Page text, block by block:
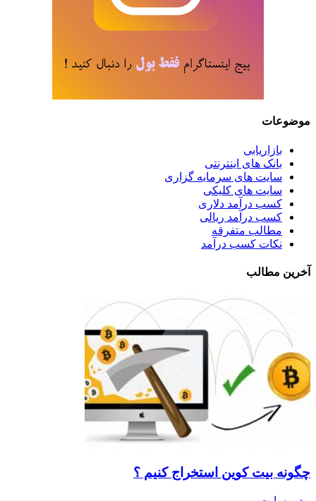
موضوعات
بازاریابی
بانک های اینترنتی
سایت های سرمایه گزاری
سایت های کلیکی
کسب درآمد دلاری
کسب درآمد ریالی
مطالب متفرقه
نکات کسب درآمد
آخرین مطالب
چگونه بیت کوین استخراج کنیم ؟